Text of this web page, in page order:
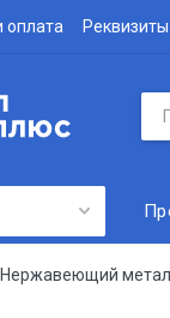
оплата Реквизиты
Нержавеющий